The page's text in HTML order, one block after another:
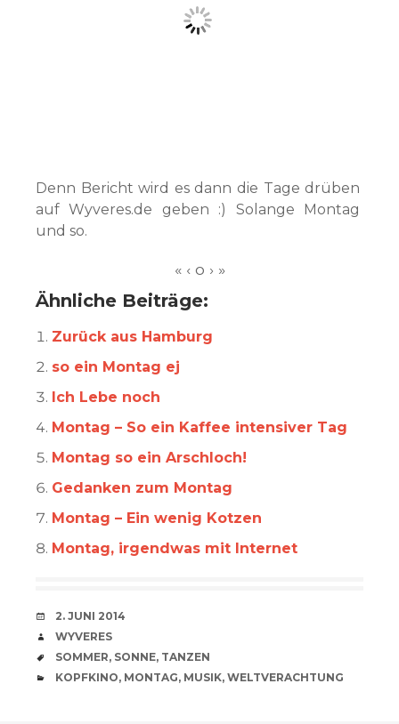
Denn Bericht wird es dann die Tage drüben
auf Wyveres.de geben :) Solange Montag
und so.
Ähnliche Beiträge:
Zurück aus Hamburg
so ein Montag ej
Ich Lebe noch
Montag – So ein Kaffee intensiver Tag
Montag so ein Arschloch!
Gedanken zum Montag
Montag – Ein wenig Kotzen
Montag, irgendwas mit Internet
VERABREDUNG
2. JUNI 2014
VERFASSER
WYVERES
SCHLAGWÖRTER
SOMMER, SONNE, TANZEN
CATEGORIES
KOPFKINO, MONTAG, MUSIK, WELTVERACHTUNG